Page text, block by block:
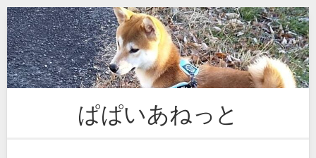
Skip
to
content
ぱぱいあねっと